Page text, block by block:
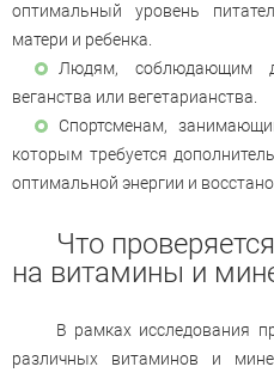
оптимальный уровень
матери и ребенка.
Людям, соблюдающим
веганства или вегетарианства.
Спортсменам,
которым требуется
оптимальной энергии и
Что
на витамины и
В рамках исследования
различных витаминов и